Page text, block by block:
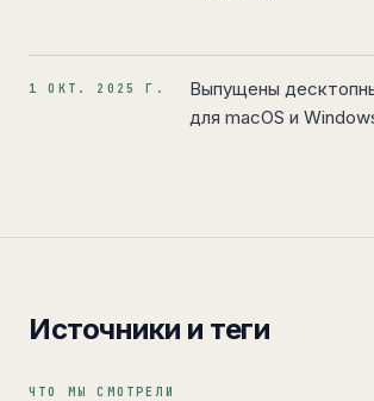
1 ОКТ. 2025 Г.
Выпущены
для macOS и
Источники и теги
ЧТО МЫ СМОТРЕЛИ